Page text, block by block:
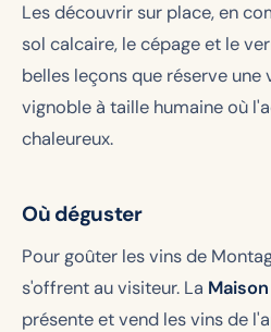
Les découvrir sur place, en
sol calcaire, le cépage et le
belles leçons que réserve
vignoble à taille humaine où
chaleureux.
Où déguster
Pour goûter les vins de
s'offrent au visiteur. La
présente et vend les vins de